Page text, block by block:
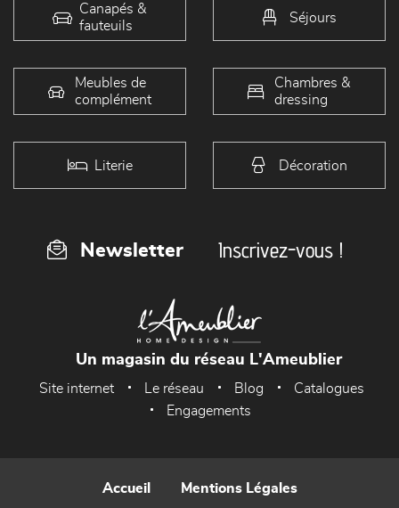
Canapés &
fauteuils
Séjours
Meubles de
complément
Chambres &
dressing
Literie Décoration
Newsletter Inscrivez-vous !
Un magasin du réseau L'Ameublier
Site internet Le réseau Blog
Catalogues
Engagements
Accueil Mentions Légales